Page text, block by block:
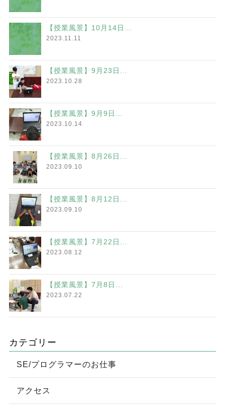
【授業風景】10月14日...
2023.11.11
【授業風景】9月23日...
2023.10.28
【授業風景】9月9日...
2023.10.14
【授業風景】8月26日...
2023.09.10
【授業風景】8月12日...
2023.09.10
【授業風景】7月22日...
2023.08.12
【授業風景】7月8日...
2023.07.22
カテゴリー
SE/プログラマーのお仕事
アクセス